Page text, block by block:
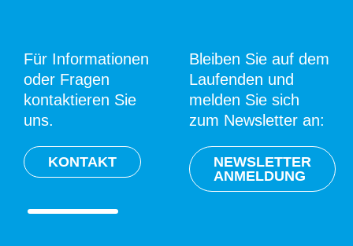
Für Informationen
oder Fragen
kontaktieren Sie
uns.
KONTAKT
Bleiben Sie auf dem
Laufenden und
melden Sie sich
zum Newsletter an:
NEWSLETTER
ANMELDUNG